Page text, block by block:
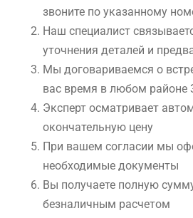
звоните по указанному
Наш специалист
уточнения деталей и
Мы договариваемся о
вас время в любом районе
Эксперт осматривает
окончательную цену
При вашем согласии мы
необходимые документы
Вы получаете полную
безналичным расчетом